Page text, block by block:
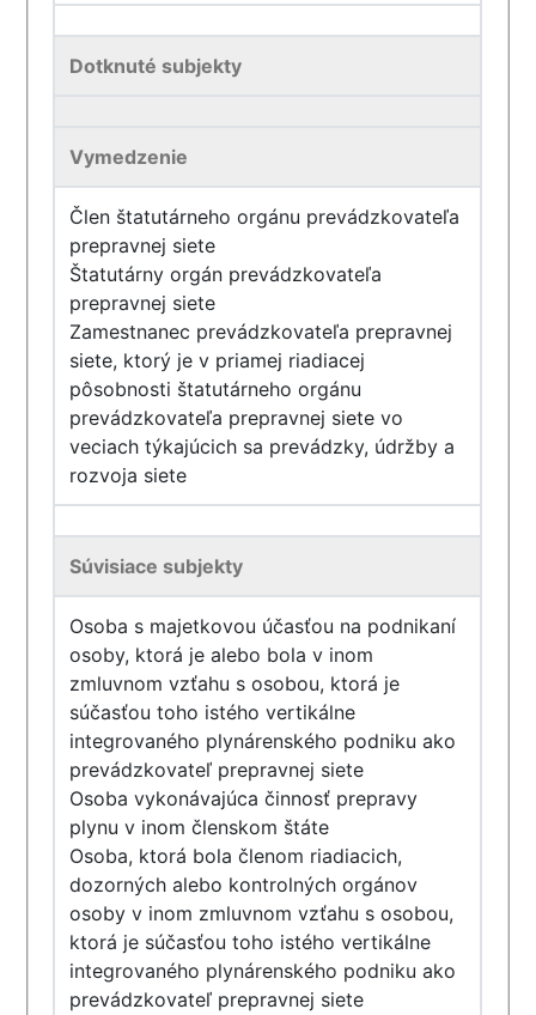
Dotknuté subjekty
Vymedzenie
Člen štatutárneho orgánu prevádzkovateľa
prepravnej siete
Štatutárny orgán prevádzkovateľa
prepravnej siete
Zamestnanec prevádzkovateľa prepravnej
siete, ktorý je v priamej riadiacej
pôsobnosti štatutárneho orgánu
prevádzkovateľa prepravnej siete vo
veciach týkajúcich sa prevádzky, údržby a
rozvoja siete
Súvisiace subjekty
Osoba s majetkovou účasťou na podnikaní
osoby, ktorá je alebo bola v inom
zmluvnom vzťahu s osobou, ktorá je
súčasťou toho istého vertikálne
integrovaného plynárenského podniku ako
prevádzkovateľ prepravnej siete
Osoba vykonávajúca činnosť prepravy
plynu v inom členskom štáte
Osoba, ktorá bola členom riadiacich,
dozorných alebo kontrolných orgánov
osoby v inom zmluvnom vzťahu s osobou,
ktorá je súčasťou toho istého vertikálne
integrovaného plynárenského podniku ako
prevádzkovateľ prepravnej siete